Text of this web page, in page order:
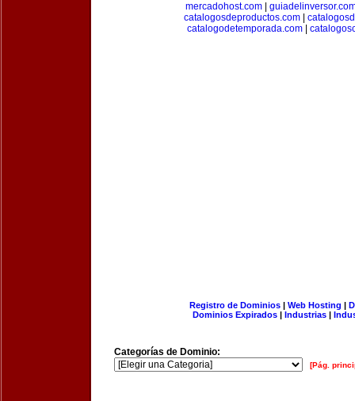
mercadohost.com|
catalogosdeproductos.com
catalogodetemporada.com
Registro de Dominios| Web Hosting |
Dominios Expirados | Industrias |
Categorías de Dominio:
[Pág.